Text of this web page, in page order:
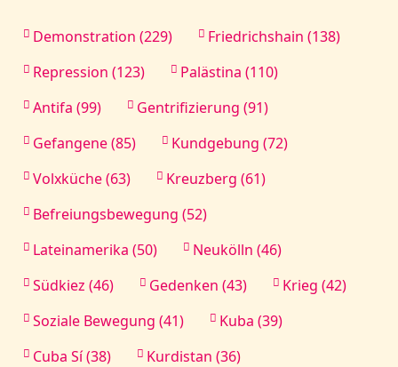
Demonstration (229)
Friedrichshain (138)
Repression (123)
Palästina (110)
Antifa (99)
Gentrifizierung (91)
Gefangene (85)
Kundgebung (72)
Volxküche (63)
Kreuzberg (61)
Befreiungsbewegung (52)
Lateinamerika (50)
Neukölln (46)
Südkiez (46)
Gedenken (43)
Krieg (42)
Soziale Bewegung (41)
Kuba (39)
Cuba Sí (38)
Kurdistan (36)